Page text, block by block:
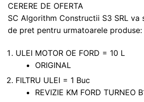
CERERE DE OFERTA
SC Algorithm Constructii S3 SRL
de pret pentru urmatoarele produse:
ULEI MOTOR OE FORD = 10 L
ORIGINAL
FILTRU ULEI = 1 Buc
REVIZIE KM FORD TURNEO